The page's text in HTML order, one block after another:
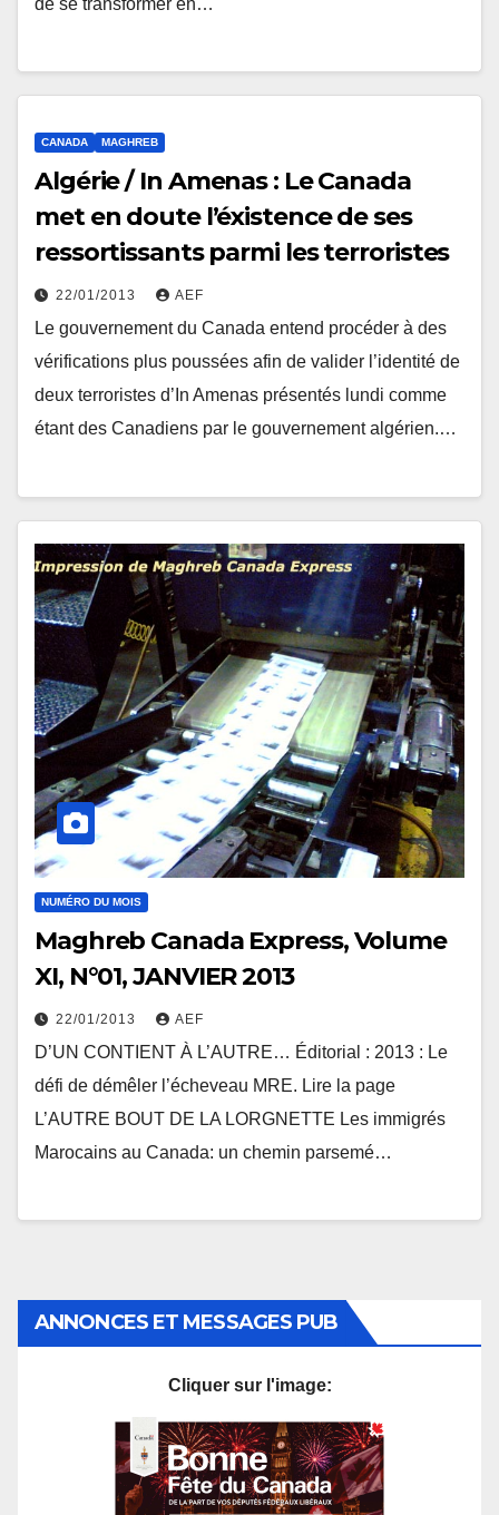
CANADA MAGHREB
Algérie / In Amenas : Le Canada
met en doute l’éxistence de ses
ressortissants parmi les terroristes
22/01/2013 AEF
Le gouvernement du Canada entend procéder à des
vérifications plus poussées afin de valider l’identité de
deux terroristes d’In Amenas présentés lundi comme
étant des Canadiens par le gouvernement algérien.…
NUMÉRO DU MOIS
Maghreb Canada Express, Volume
XI, N°01, JANVIER 2013
22/01/2013 AEF
D’UN CONTIENT À L’AUTRE… Éditorial : 2013 : Le
défi de démêler l’écheveau MRE. Lire la page
L’AUTRE BOUT DE LA LORGNETTE Les immigrés
Marocains au Canada: un chemin parsemé…
ANNONCES ET MESSAGES PUB
Cliquer sur l'image: